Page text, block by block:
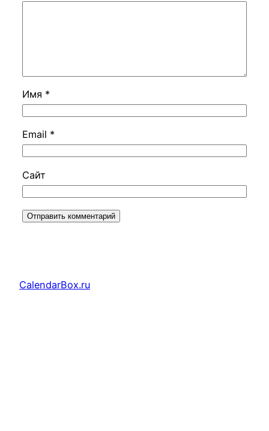
Имя *
Email *
Сайт
CalendarBox.ru